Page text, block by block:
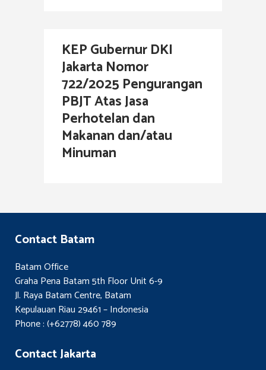
KEP Gubernur DKI
Jakarta Nomor
722/2025 Pengurangan
PBJT Atas Jasa
Perhotelan dan
Makanan dan/atau
Minuman
Contact Batam
Batam Office
Graha Pena Batam 5th Floor Unit 6-9
Jl. Raya Batam Centre, Batam
Kepulauan Riau 29461 – Indonesia
Phone : (+62778) 460 789
Contact Jakarta